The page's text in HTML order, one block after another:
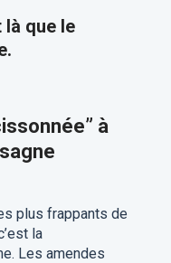
là que le
à
plus frappants de
la
Les amendes